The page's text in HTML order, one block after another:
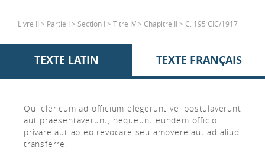
Livre II > Partie I > Section I > Titre IV > Chapitre II > C. 195 CIC/1917
TEXTE LATIN TEXTE FRANÇAIS
Qui clericum ad officium elegerunt vel postulaverunt
aut praesentaverunt, nequeunt eundem officio
privare aut ab eo revocare seu amovere aut ad aliud
transferre.